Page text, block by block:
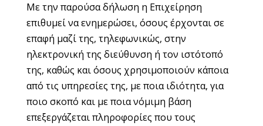
Με την παρούσα δήλωση η Επιχείρηση
επιθυμεί να ενημερώσει, όσους έρχονται σε
επαφή μαζί της, τηλεφωνικώς, στην
ηλεκτρονική της διεύθυνση ή τον ιστότοπό
της, καθώς και όσους χρησιμοποιούν κάποια
από τις υπηρεσίες της, με ποια ιδιότητα, για
ποιο σκοπό και με ποια νόμιμη βάση
επεξεργάζεται πληροφορίες που τους